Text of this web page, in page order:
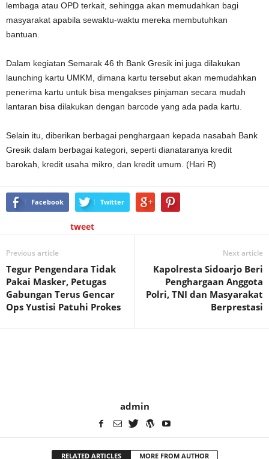
lembaga atau OPD terkait, sehingga akan memudahkan bagi
masyarakat apabila sewaktu-waktu mereka membutuhkan
bantuan.
Dalam kegiatan Semarak 46 th Bank Gresik ini juga dilakukan
launching kartu UMKM, dimana kartu tersebut akan memudahkan
penerima kartu untuk bisa mengakses pinjaman secara mudah
lantaran bisa dilakukan dengan barcode yang ada pada kartu.
Selain itu, diberikan berbagai penghargaan kepada nasabah Bank
Gresik dalam berbagai kategori, seperti dianataranya kredit
barokah, kredit usaha mikro, dan kredit umum. (Hari R)
Facebook Twitter
tweet
Previous article
Tegur Pengendara Tidak
Pakai Masker, Petugas
Gabungan Terus Gencar
Ops Yustisi Patuhi Prokes
Next article
Kapolresta Sidoarjo Beri
Penghargaan Anggota
Polri, TNI dan Masyarakat
Berprestasi
admin
RELATED ARTICLES MORE FROM AUTHOR